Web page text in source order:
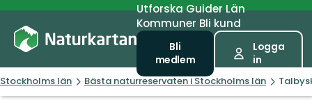
UtforskaGuiderLän
Kommuner Bli kund
Bli
medlem
Logga
in
Stockholms län Bästa naturreservaten i Stockholms län